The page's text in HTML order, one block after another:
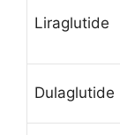
Liraglutide
Dulaglutide